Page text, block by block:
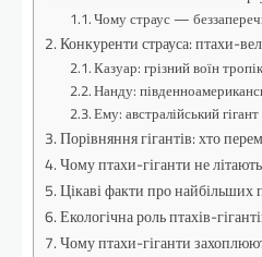
Чому страус —
Конкуренти страуса: птахи-
Казуар: грізний воїн
Нанду:
Ему: австралійський гігант
Порівняння гігантів: хто
Чому птахи-гіганти не
Цікаві факти про найбільших
Екологічна роль птахів-
Чому птахи-гіганти